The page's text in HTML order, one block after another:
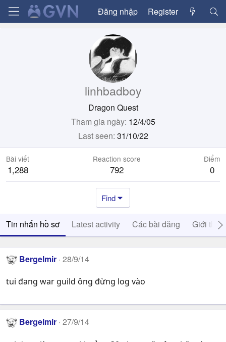
Đăng nhập Register
linhbadboy
Dragon Quest
Tham gia ngày 12/4/05
Last seen 31/10/22
Bài viết
1,288
Reaction score
792
Điểm
0
Find
Tin nhắn hồ sơ Latest activity Các bài đăng Giới thiệu
Bergelmir 28/9/14
tui đang war guild ông đừng log vào
Bergelmir 27/9/14